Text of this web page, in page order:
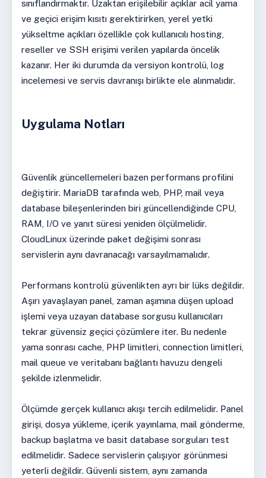
sınıflandırmaktır. Uzaktan erişilebilir açıklar acil yama
ve geçici erişim kısıtı gerektirirken, yerel yetki
yükseltme açıkları özellikle çok kullanıcılı hosting,
reseller ve SSH erişimi verilen yapılarda öncelik
kazanır. Her iki durumda da versiyon kontrolü, log
incelemesi ve servis davranışı birlikte ele alınmalıdır.
Uygulama Notları
Güvenlik güncellemeleri bazen performans profilini
değiştirir. MariaDB tarafında web, PHP, mail veya
database bileşenlerinden biri güncellendiğinde CPU,
RAM, I/O ve yanıt süresi yeniden ölçülmelidir.
CloudLinux üzerinde paket değişimi sonrası
servislerin aynı davranacağı varsayılmamalıdır.
Performans kontrolü güvenlikten ayrı bir lüks değildir.
Aşırı yavaşlayan panel, zaman aşımına düşen upload
işlemi veya uzayan database sorgusu kullanıcıları
tekrar güvensiz geçici çözümlere iter. Bu nedenle
yama sonrası cache, PHP limitleri, connection limitleri,
mail queue ve veritabanı bağlantı havuzu dengeli
şekilde izlenmelidir.
Ölçümde gerçek kullanıcı akışı tercih edilmelidir. Panel
girişi, dosya yükleme, içerik yayınlama, mail gönderme,
backup başlatma ve basit database sorguları test
edilmelidir. Sadece servislerin çalışıyor görünmesi
yeterli değildir. Güvenli sistem, aynı zamanda